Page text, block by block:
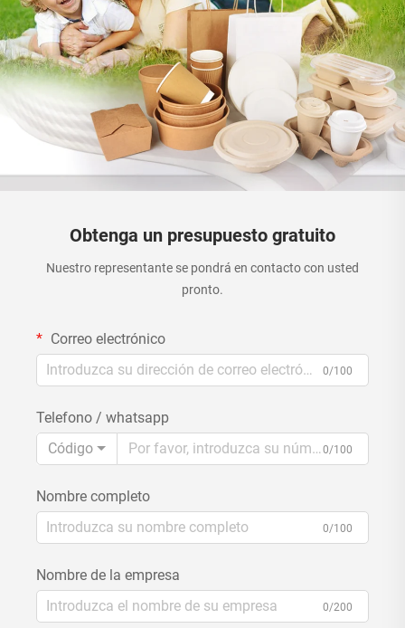
Obtenga un presupuesto gratuito
Nuestro representante se pondrá en contacto con usted
pronto.
Correo electrónico
0/100
Telefono / whatsapp
Código
0/100
Nombre completo
0/100
Nombre de la empresa
0/200